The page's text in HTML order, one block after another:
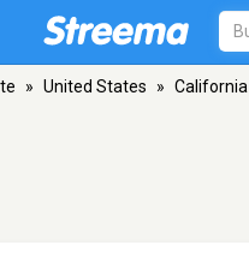
» United States » California